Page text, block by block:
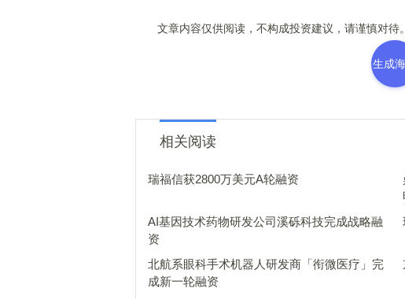
文章内容仅供阅读，不构成投资建议，请谨慎对待
生成
相关阅读
瑞福信获2800万美元A轮融资
AI基因技术药物研发公司溪砾科技完成战略融
资
北航系眼科手术机器人研发商「衔微医疗」完
成新一轮融资